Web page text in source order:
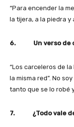
“Para encender la
la tijera, a la piedra y
6. Un verso de
“Los carceleros de
la misma red”. No
tanto que se lo robé
7. ¿Todo vale